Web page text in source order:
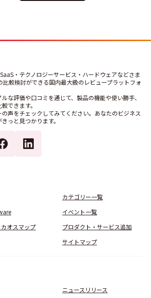
・テクノロジーサービス・ハードウェアなどさま
比較検討ができる国内最大級のレビュープラットフォ
な評価や口コミを通じて、製品の機能や使い勝手、
できます。
声をチェックしてみてください。あなたのビジネス
っと見つかります。
カテゴリー一覧
イベント一覧
オスマップ
プロダクト・サービス追加
サイトマップ
ニュースリリース